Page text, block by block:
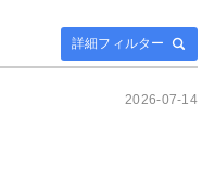
詳細フィルター
2026-07-14